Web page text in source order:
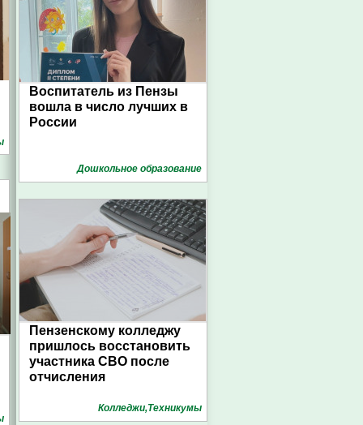
Воспитатель из Пензы
вошла в число лучших в
России
Дошкольное образование
Пензенскому колледжу
пришлось восстановить
участника СВО после
отчисления
Колледжи,Техникумы